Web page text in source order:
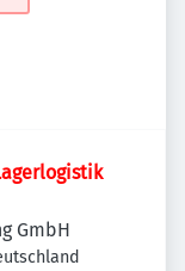
GmbH